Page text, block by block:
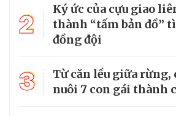
2
Ký ức của cựu giao
thành “tấm bản đồ”
đồng đội
3
Từ căn lều giữa rừng,
nuôi 7 con gái thành